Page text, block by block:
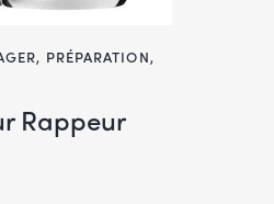
, PRÉPARATION,
Rappeur